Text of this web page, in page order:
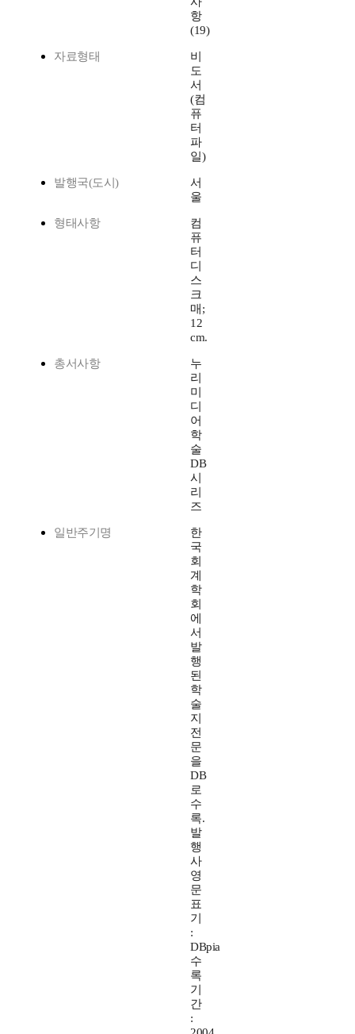
항
(19)
자료형태
비
도
서
(컴
퓨
터
파
일)
발행국(도시)
서
울
형태사항
컴
퓨
터
디
스
크
매;
12
cm.
총서사항
누
리
미
디
어
학
술
DB
시
리
즈
일반주기명
한
국
회
계
학
회
에
서
발
행
된
학
술
지
전
문
을
DB
로
수
록.
발
행
사
영
문
표
기
:
DBpia
수
록
기
간
: